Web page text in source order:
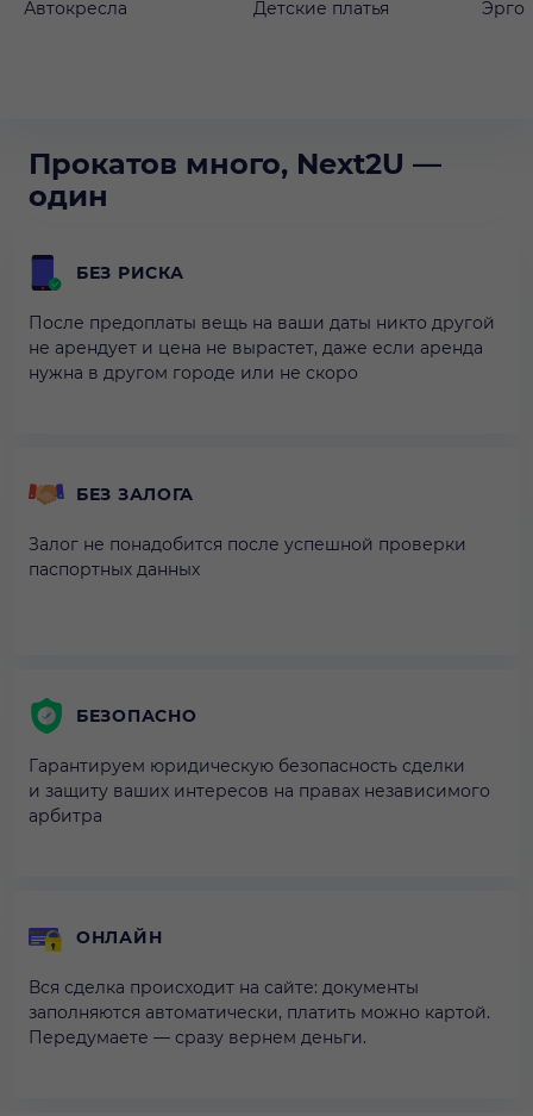
Автокресла Детские платья Эрго
Прокатов много, Next2U —
один
БЕЗ РИСКА
После предоплаты вещь на ваши даты никто другой
не арендует и цена не вырастет, даже если аренда
нужна в другом городе или не скоро
БЕЗ ЗАЛОГА
Залог не понадобится после успешной проверки
паспортных данных
БЕЗОПАСНО
Гарантируем юридическую безопасность сделки
и защиту ваших интересов на правах независимого
арбитра
ОНЛАЙН
Вся сделка происходит на сайте: документы
заполняются автоматически, платить можно картой.
Передумаете — сразу вернем деньги.